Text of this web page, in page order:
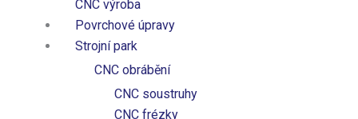
CNC výroba
Povrchové úpravy
Strojní park
CNC obrábění
CNC soustruhy
CNC frézky